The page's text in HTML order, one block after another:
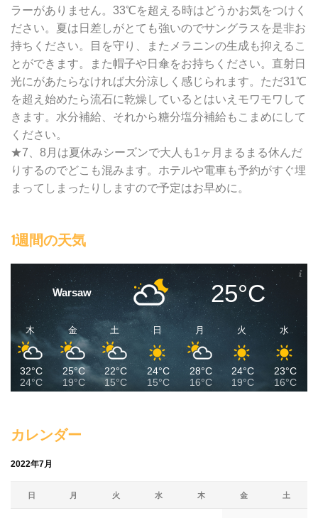
ラーがありません。33℃を超える時はどうかお気をつけく
ださい。夏は日差しがとても強いのでサングラスを是非お
持ちください。目を守り、またメラニンの生成も抑えるこ
とができます。また帽子や日傘をお持ちください。直射日
光にがあたらなければ大分涼しく感じられます。ただ31℃
を超え始めたら流石に乾燥しているとはいえモワモワして
きます。水分補給、それから糖分塩分補給もこまめにして
ください。
★7、8月は夏休みシーズンで大人も1ヶ月まるまる休んだ
りするのでどこも混みます。ホテルや電車も予約がすぐ埋
まってしまったりしますので予定はお早めに。
1週間の天気
Warsaw 25°C
木
32°C
24°C
金
25°C
19°C
土
22°C
15°C
日
24°C
15°C
月
28°C
16°C
火
24°C
19°C
水
23°C
16°C
カレンダー
2022年7月
日 月 火 水 木 金 土